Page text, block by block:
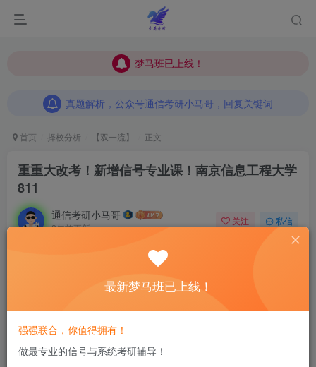
梦马班已上线！
梦马班已上线！
真题解析，公众号通信考研小马哥，回复关键词
真题解析，公众号通信考研小马哥，回复关键词
首页 择校分析 【双一流】 正文
重重大改考！新增信号专业课！ 南京信息工程大学
811
通信考研小马哥
2年前更新
关注 私信
哦！这次改成“重重大”，大家应该不会认错了
南京信息工程大学研究生院官网发布了2025年硕士研究生招
生考试部分初试和复试专业课调整的公告，涉及到
最新梦马班已上线！
强强联合，你值得拥有！
做最专业的信号与系统考研辅导！